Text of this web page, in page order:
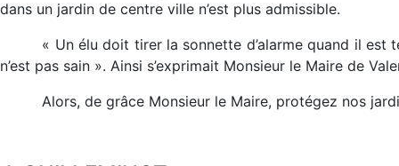
dans un jardin de centre ville n’est plus admissible.
« Un élu doit tirer la sonnette d’alarme quand il est
n’est pas sain ». Ainsi s’exprimait Monsieur le Maire de
Alors, de grâce Monsieur le Maire, protégez nos